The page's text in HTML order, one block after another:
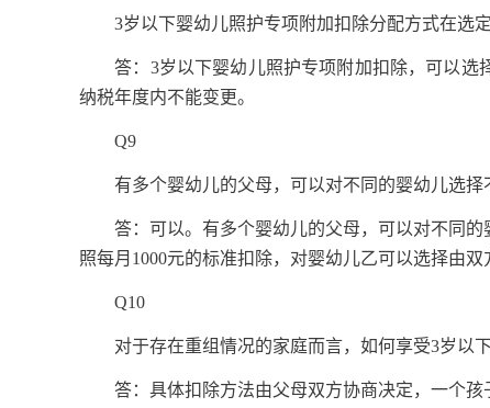
3岁以下婴幼儿照护专项附加扣除分配方式在选
答：3岁以下婴幼儿照护专项附加扣除，可以选
纳税年度内不能变更。
Q9
有多个婴幼儿的父母，可以对不同的婴幼儿选择
答：可以。有多个婴幼儿的父母，可以对不同的
照每月1000元的标准扣除，对婴幼儿乙可以选择由双
Q10
对于存在重组情况的家庭而言，如何享受3岁以
答：具体扣除方法由父母双方协商决定，一个孩